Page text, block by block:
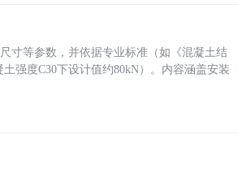
寸等参数，并依据专业标准（如《混凝土结
强度C30下设计值约80kN）。内容涵盖安装